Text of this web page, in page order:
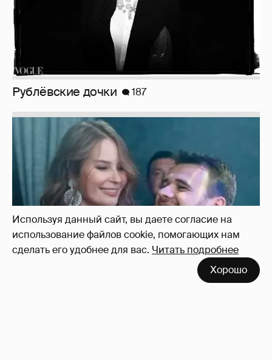
Используя данный сайт, вы даете согласие на
использование файлов cookie, помогающих нам
сделать его удобнее для вас. Читать подробнее
Хорошо
Рублёвские дочки 187